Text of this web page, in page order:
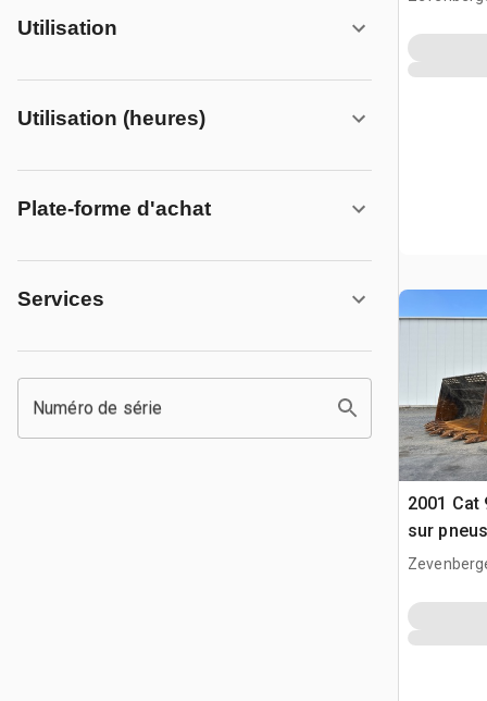
Utilisation
Utilisation (heures)
Plate-forme d'achat
Services
Numéro de série
2001 Cat
sur
2019